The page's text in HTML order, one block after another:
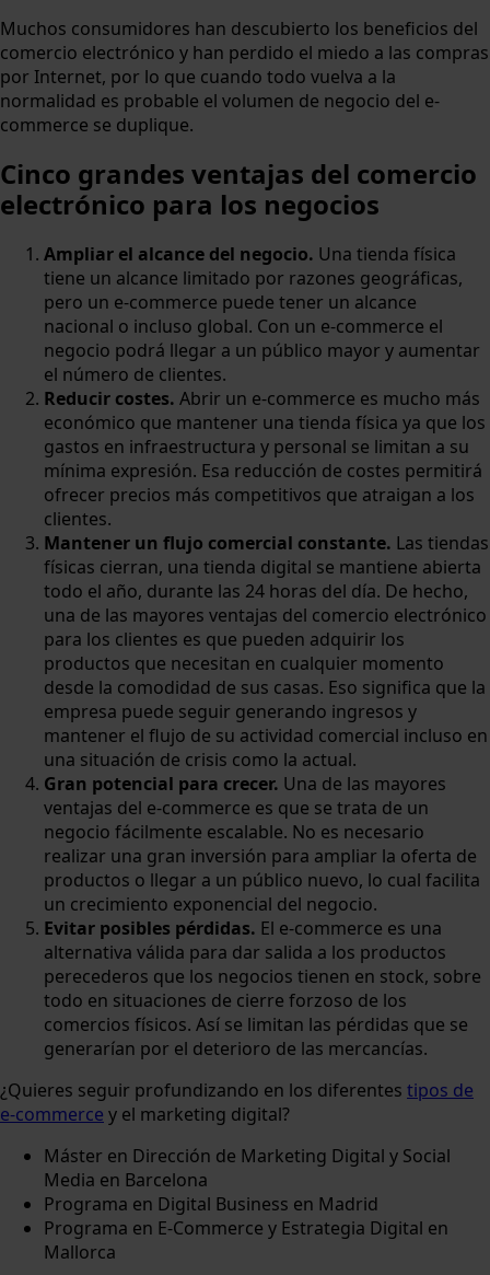
Muchos consumidores han descubierto los beneficios del
comercio electrónico y han perdido el miedo a las compras
por Internet, por lo que cuando todo vuelva a la
normalidad es probable el volumen de negocio del e-
commerce se duplique.
Cinco grandes ventajas del comercio
electrónico para los negocios
Ampliar el alcance del negocio. Una tienda física
tiene un alcance limitado por razones geográficas,
pero un e-commerce puede tener un alcance
nacional o incluso global. Con un e-commerce el
negocio podrá llegar a un público mayor y aumentar
el número de clientes.
Reducir costes. Abrir un e-commerce es mucho más
económico que mantener una tienda física ya que los
gastos en infraestructura y personal se limitan a su
mínima expresión. Esa reducción de costes permitirá
ofrecer precios más competitivos que atraigan a los
clientes.
Mantener un flujo comercial constante. Las tiendas
físicas cierran, una tienda digital se mantiene abierta
todo el año, durante las 24 horas del día. De hecho,
una de las mayores ventajas del comercio electrónico
para los clientes es que pueden adquirir los
productos que necesitan en cualquier momento
desde la comodidad de sus casas. Eso significa que la
empresa puede seguir generando ingresos y
mantener el flujo de su actividad comercial incluso en
una situación de crisis como la actual.
Gran potencial para crecer. Una de las mayores
ventajas del e-commerce es que se trata de un
negocio fácilmente escalable. No es necesario
realizar una gran inversión para ampliar la oferta de
productos o llegar a un público nuevo, lo cual facilita
un crecimiento exponencial del negocio.
Evitar posibles pérdidas. El e-commerce es una
alternativa válida para dar salida a los productos
perecederos que los negocios tienen en stock, sobre
todo en situaciones de cierre forzoso de los
comercios físicos. Así se limitan las pérdidas que se
generarían por el deterioro de las mercancías.
¿Quieres seguir profundizando en los diferentes tipos de
e-commerce y el marketing digital?
Máster en Dirección de Marketing Digital y Social
Media en Barcelona
Programa en Digital Business en Madrid
Programa en E-Commerce y Estrategia Digital en
Mallorca